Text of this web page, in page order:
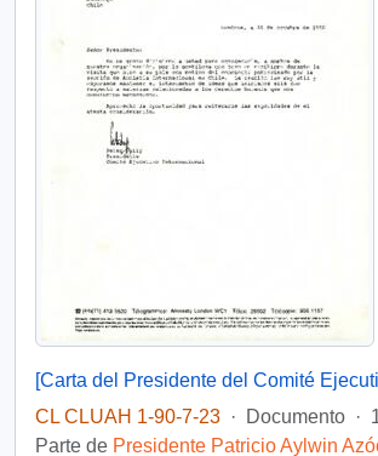
CL CLUAH 1-90-7-23 · Documento ·
Parte de Presidente Patricio Aylwin